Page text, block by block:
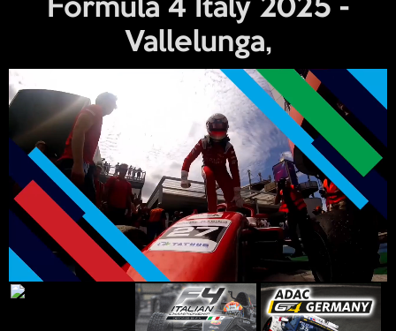
Formula 4 Italy 2025 -
Vallelunga,